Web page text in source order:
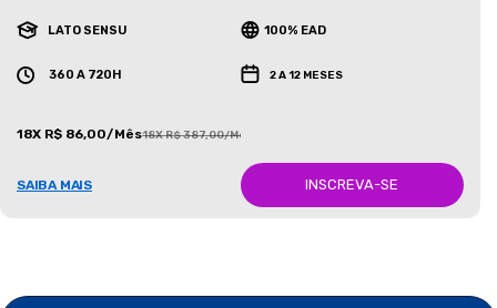
LATO SENSU 100% EAD
360 A 720H 2 A 12 MESES
18X R$ 86,00/Mês18X R$ 387,00/Mês
SAIBA MAIS INSCREVA-SE